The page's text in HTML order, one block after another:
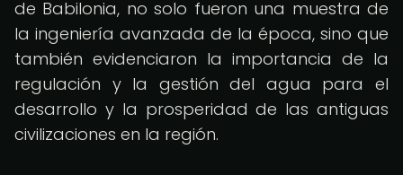
de Babilonia, no solo fueron una muestra de
la ingeniería avanzada de la época, sino que
también evidenciaron la importancia de la
regulación y la gestión del agua para el
desarrollo y la prosperidad de las antiguas
civilizaciones en la región.